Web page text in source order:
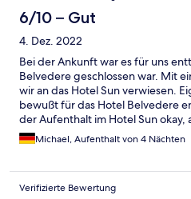
6/10 – Gut
4. Dez. 2022
Bei der Ankunft war es für uns
Belvedere geschlossen war. Mit
wir an das Hotel Sun verwiesen.
bewußt für das Hotel Belvedere
der Aufenthalt im Hotel Sun
Komischerweise wird das Hotel
Hotels.com angeboten, obwohl es
Michael, Aufenthalt von 4 Nächten
Verifizierte Bewertung